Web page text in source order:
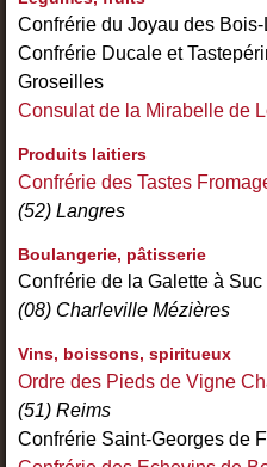
Confrérie du Joyau des
Confrérie Ducale et
Groseilles
Consulat de la Mirabelle de
Produits laitiers
Confrérie des Tastes
(52) Langres
Boulangerie, pâtisserie
Confrérie de la Galette à
(08) Charleville Mézières
Vins, boissons, spiritueux
Ordre des Pieds de Vigne
(51) Reims
Confrérie Saint-Georges de